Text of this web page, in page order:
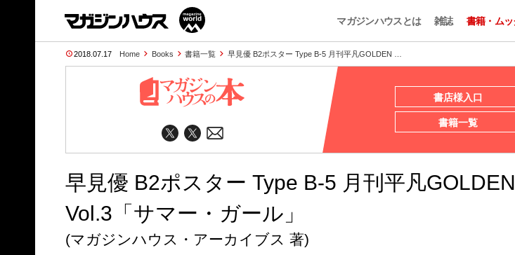
マガジンハウスとは 雑誌 書籍・ムッ
2018.07.17 Home Books 書籍一覧 早見優 B2ポスター Type B-5 月刊平凡GOLDEN …
書店様入口
書籍一覧
早見優 B2ポスター Type B-5 月刊平凡
Vol.3「サマー・ガール」
(マガジンハウス・アーカイブス 著)